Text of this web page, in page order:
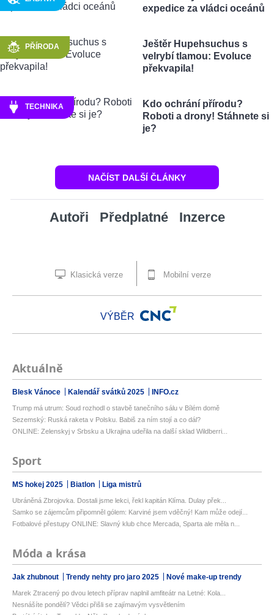
expedice za vládci oceánů
PŘÍRODA
Ještěr Hupehsuchus s
velrybí tlamou: Evoluce
překvapila!
TECHNIKA
Kdo ochrání přírodu?
Roboti a drony! Stáhnete si
je?
NAČÍST DALŠÍ ČLÁNKY
Autoři Předplatné Inzerce
Klasická verze Mobilní verze
VÝBĚR
Aktuálně
Blesk Vánoce Kalendář svátků 2025 INFO.cz
Trump má utrum: Soud rozhodl o stavbě tanečního sálu v Bílém domě
Sezemský: Ruská raketa v Polsku. Babiš za ním stojí a co dál?
ONLINE: Zelenskyj v Srbsku a Ukrajina udeřila na další sklad Wildberri...
Sport
MS hokej 2025 Biatlon Liga mistrů
Ubráněná Zbrojovka. Dostali jsme lekci, řekl kapitán Klíma. Dulay přek...
Samko se zájemcům připomněl gólem: Karviné jsem vděčný! Kam může odejí...
Fotbalové přestupy ONLINE: Slavný klub chce Mercada, Sparta ale měla n...
Móda a krása
Jak zhubnout Trendy nehty pro jaro 2025 Nové make-up trendy
Marek Ztracený po dvou letech příprav naplnil amfiteátr na Letné: Kola...
Nesnášíte pondělí? Vědci přišli se zajímavým vysvětlením